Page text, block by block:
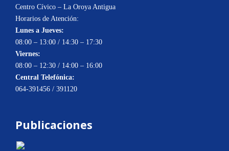
Centro Cívico – La Oroya Antigua
Horarios de Atención:
Lunes a Jueves:
08:00 – 13:00 / 14:30 – 17:30
Viernes:
08:00 – 12:30 / 14:00 – 16:00
Central Telefónica:
064-391456 / 391120
Publicaciones